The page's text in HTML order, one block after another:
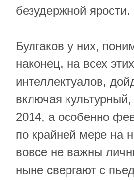
безудержной ярости.
Булгаков у них,
наконец, на всех
интеллектуалов,
включая
2014, а особенно
по крайней мере на
вовсе не важны
ныне свергают с